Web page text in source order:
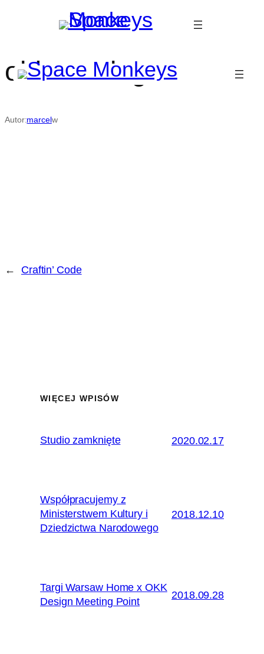
old-new-logo
Autor:marcelw
← Craftin’ Code
WIĘCEJ WPISÓW
Studio zamknięte 2020.02.17
Współpracujemy z
Ministerstwem Kultury i
Dziedzictwa Narodowego
2018.12.10
Targi Warsaw Home x OKK
Design Meeting Point
2018.09.28